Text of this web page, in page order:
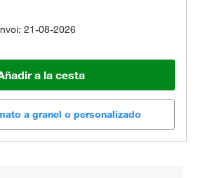
21-08-2026
a la cesta
a granel o personalizado